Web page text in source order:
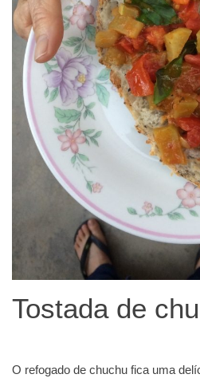
Tostada de
O refogado de chuchu fica uma